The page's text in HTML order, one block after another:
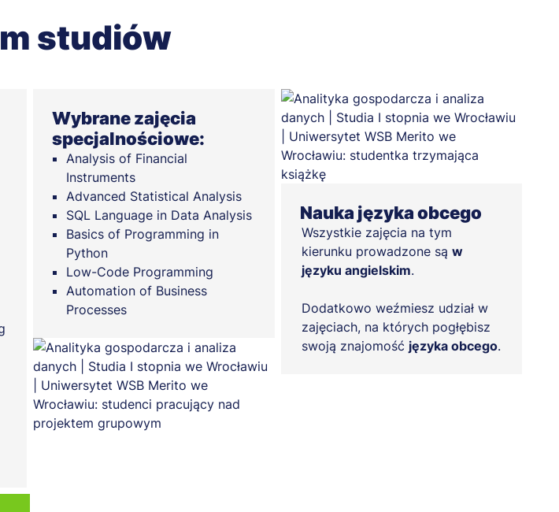
studiów
Wybrane zajęcia
specjalnościowe:
Analysis of Financial
Instruments
Advanced Statistical Analysis
SQL Language in Data Analysis
Basics of Programming in
Python
Low-Code Programming
Automation of Business
Processes
Nauka języka obcego
Wszystkie zajęcia na tym
kierunku prowadzone są w
języku angielskim.
Dodatkowo weźmiesz udział w
zajęciach, na których pogłębisz
swoją znajomość języka obcego.